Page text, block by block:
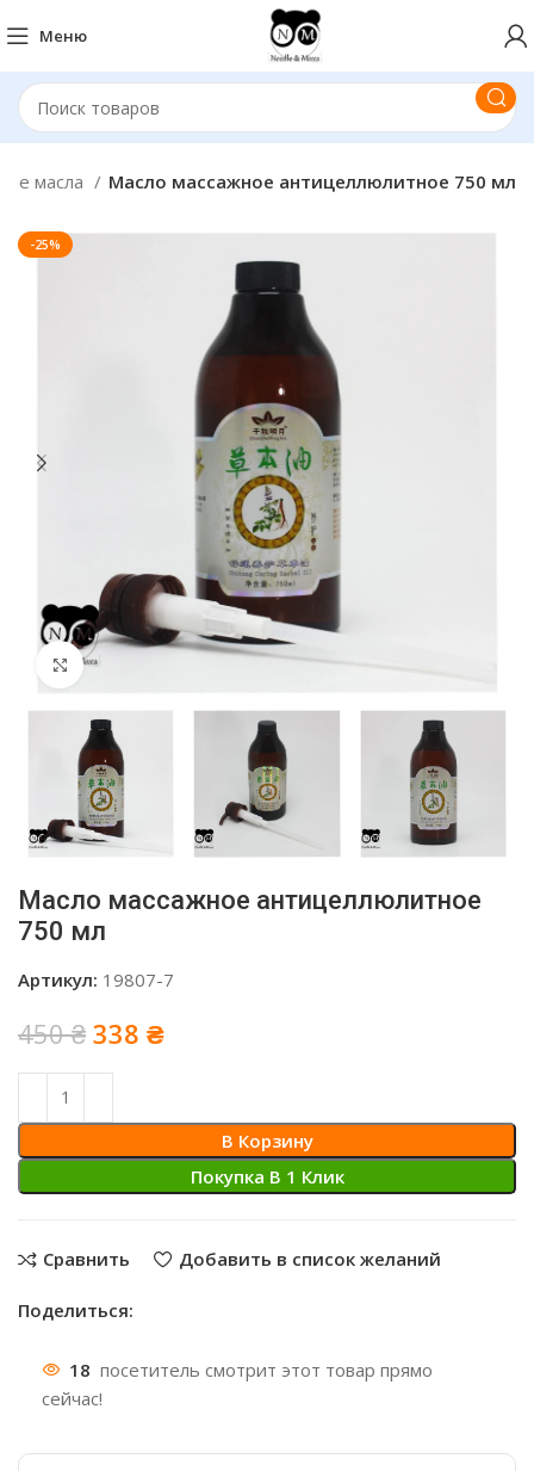
Меню
масла Масло массажное антицеллюлитное 750 мл
-25%
Нажмите, чтобы увеличить
Масло массажное антицеллюлитное
750 мл
Артикул: 19807-7
450₴ Первоначальная
450 ₴.
338 ₴Текущая
В Корзину
Покупка В 1 Клик
Сравнить Добавить в список желаний
Поделиться:
18 посетитель смотрит этот товар прямо
сейчас!